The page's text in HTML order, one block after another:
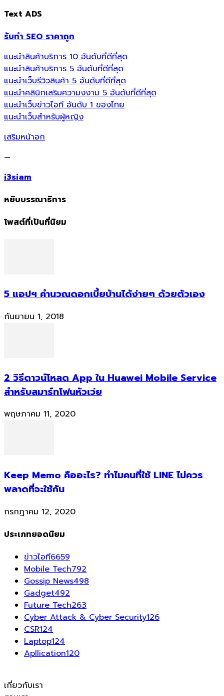
Text ADS
รับทำ SEO ราคาถูก
แนะนำสินค้าบริการ 10 อันดับที่ดีที่สุด
แนะนำสินค้าบริการ 5 อันดับที่ดีที่สุด
แนะนำเว็บรีวิวสินค้า 5 อันดับที่ดีที่สุด
แนะนำคลินิกเสริมความงงาม 5 อันดับที่ดีที่สุด
แนะนำเว็บข่าวไอที อันดับ 1 ของไทย
แนะนำเว็บสำหรับผู้หญิง
เสริมหน้าอก
—
i3siam
หยิบบรรณาธิการ
โพสต์ที่เป็นที่นิยม
5 แอปฯ คำนวณดอกเบี้ยบ้านได้ง่ายๆ ด้วยตัวเอง
กันยายน 1, 2018
2 วิธีดาวน์โหลด App ใน Huawei Mobile Service
สำหรับสมาร์ทโฟนหัวเว่ย
พฤษภาคม 11, 2020
Keep Memo คืออะไร? ทำไมคนที่ใช้ LINE ไม่ควร
พลาดที่จะใช้กัน
กรกฎาคม 12, 2020
ประเภทยอดนิยม
ข่าวไอที6659
Mobile Tech792
Gossip News498
Gadget492
Future Tech263
Cyber Attack & Cyber Security126
CSR124
Laptop124
Apllication120
เกี่ยวกับเรา